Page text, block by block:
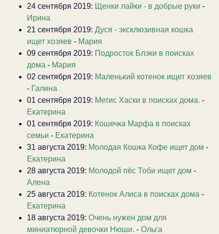
24 сентября 2019: Щенки лайки - в добрые руки -
Ирина
21 сентября 2019: Дуся - эксклюзивная кошка
ищет хозяев - Мария
09 сентября 2019: Подросток Блэки в поисках
дома - Мария
02 сентября 2019: Маленький котенок ищет хозяев
- Галина
01 сентября 2019: Метис Хаски в поисках дома. -
Екатерина
01 сентября 2019: Кошечка Марфа в поисках
семьи - Екатерина
31 августа 2019: Молодая Кошка Кофе ищет дом -
Екатерина
28 августа 2019: Молодой пёс Тоби ищет дом -
Алена
25 августа 2019: Котенок Алиса в поисках дома -
Екатерина
18 августа 2019: Очень нужен дом для
миниатюрной девочки Нюши. - Ольга